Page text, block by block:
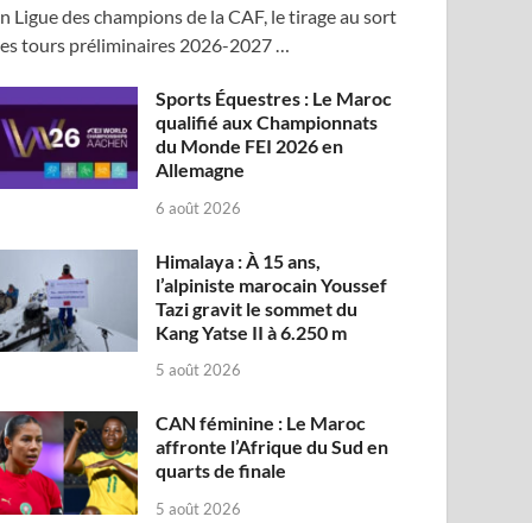
Ligue des champions de la CAF, le tirage au sort
tours préliminaires 2026-2027 …
Sports Équestres : Le Maroc
qualifié aux Championnats
du Monde FEI 2026 en
Allemagne
6 août 2026
Himalaya : À 15 ans,
l’alpiniste marocain Youssef
Tazi gravit le sommet du
Kang Yatse II à 6.250 m
5 août 2026
CAN féminine : Le Maroc
affronte l’Afrique du Sud en
quarts de finale
5 août 2026